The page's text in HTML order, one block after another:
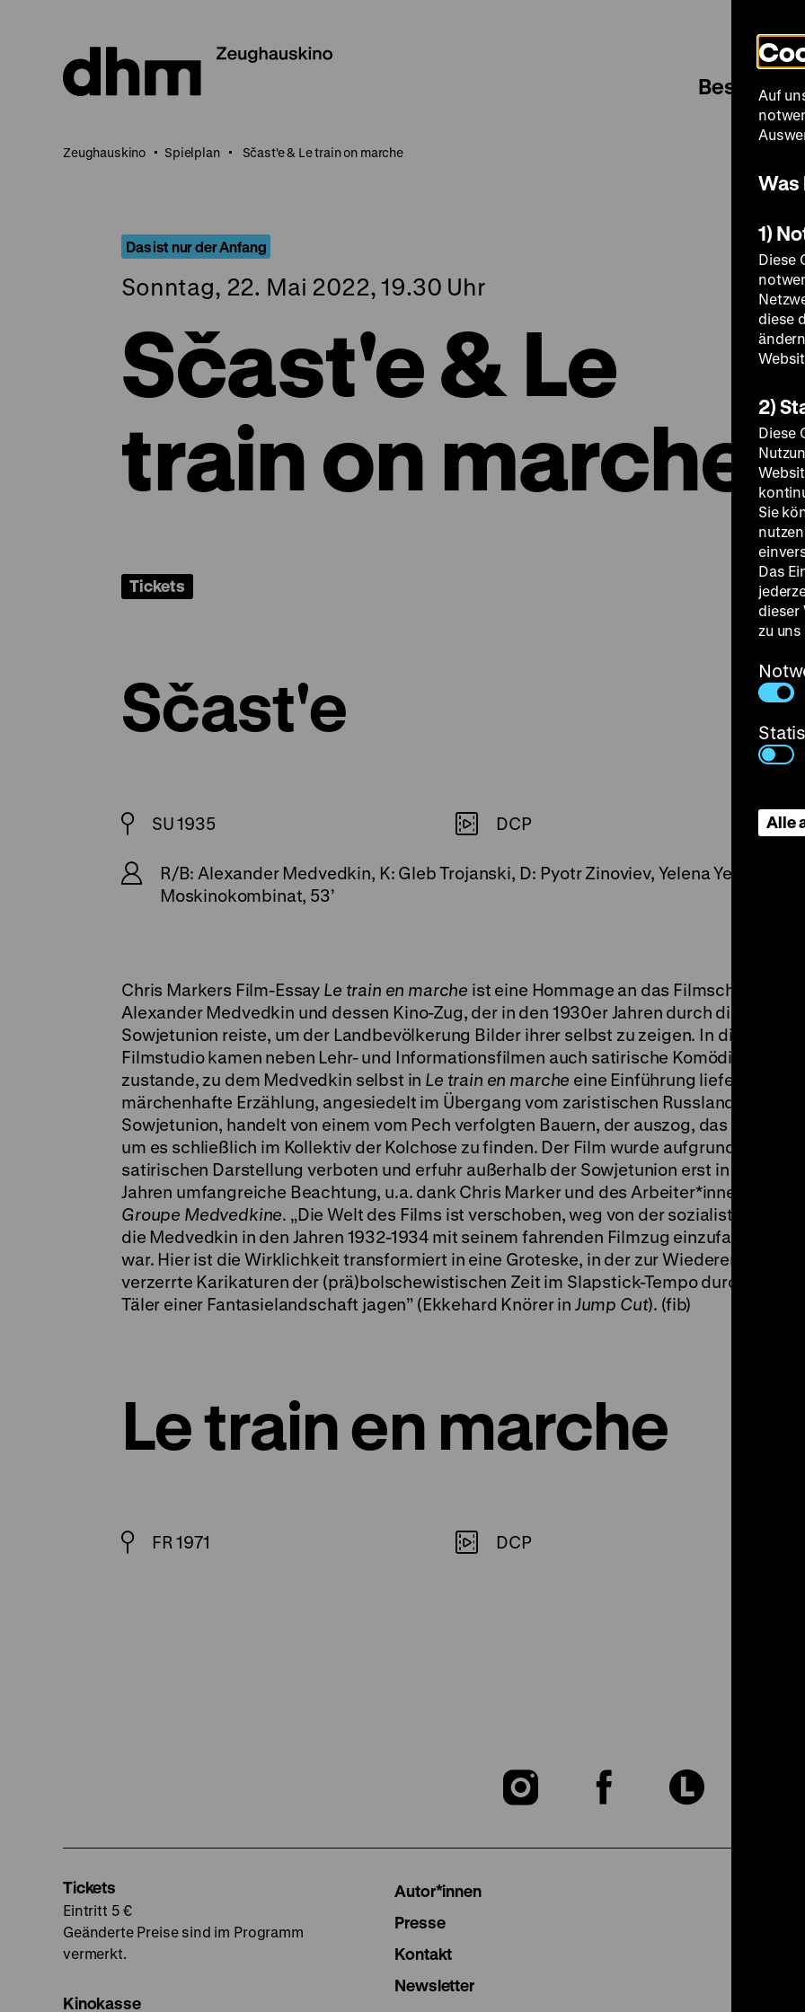
Seiteninhalt
springen
Besuch
Zeughauskino Spielplan Sčast'e & Le train on marche
Das ist nur der Anfang
Sonntag, 22. Mai 2022, 19.30 Uhr
Sčast'e & Le
train on marche
Tickets
Sčast'e
SU 1935 DCP
R/B: Alexander Medvedkin, K: Gleb Trojanski, D: Pyotr Zinoviev, Yelena Yegorova,
Moskinokombinat, 53’
Chris Markers Film-Essay Le train en marche ist eine Hommage an das Filmschaffen von
Alexander Medvedkin und dessen Kino-Zug, der in den 1930er Jahren durch die Provinz
Sowjetunion reiste, um der Landbevölkerung Bilder ihrer selbst zu zeigen. In diesem
Filmstudio kamen neben Lehr- und Informationsfilmen auch satirische Komödien wie
zustande, zu dem Medvedkin selbst in Le train en marche eine Einführung liefert. Die
märchenhafte Erzählung, angesiedelt im Übergang vom zaristischen Russland in die
Sowjetunion, handelt von einem vom Pech verfolgten Bauern, der auszog, das Glück zu
um es schließlich im Kollektiv der Kolchose zu finden. Der Film wurde aufgrund seiner
satirischen Darstellung verboten und erfuhr außerhalb der Sowjetunion erst in den
Jahren umfangreiche Beachtung, u.a. dank Chris Marker und des Arbeiter*innen-
Groupe Medvedkine. „Die Welt des Films ist verschoben, weg von der sozialistischen
die Medvedkin in den Jahren 1932-1934 mit seinem fahrenden Filmzug einzufangen
war. Hier ist die Wirklichkeit transformiert in eine Groteske, in der zur
verzerrte Karikaturen der (prä)bolschewistischen Zeit im Slapstick-Tempo durch Berge
Täler einer Fantasielandschaft jagen” (Ekkehard Knörer in Jump Cut). (fib)
Le train en marche
FR 1971 DCP
Zu
Zu
Zu
Tickets
Eintritt 5 €
Geänderte Preise sind im Programm
vermerkt.
Kinokasse
Autor*innen
Presse
Kontakt
Newsletter
Auf
Was
1)
Diese
diese
2)
Diese
Sie
Das
dieser
zu uns
Alle